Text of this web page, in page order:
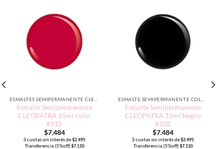
Esmalte Semipermanente
CLEOPATRA 15ml color
#115
$7.484
3 cuotas sin interés de $2.495
Transferencia (5%off) $7.110
Esmalte Semipermanente
CLEOPATRA 15ml Negro
#102
$7.484
3 cuotas sin interés de $2.495
Transferencia (5%off) $7.110